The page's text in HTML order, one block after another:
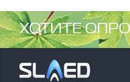
ХОТИТЕ